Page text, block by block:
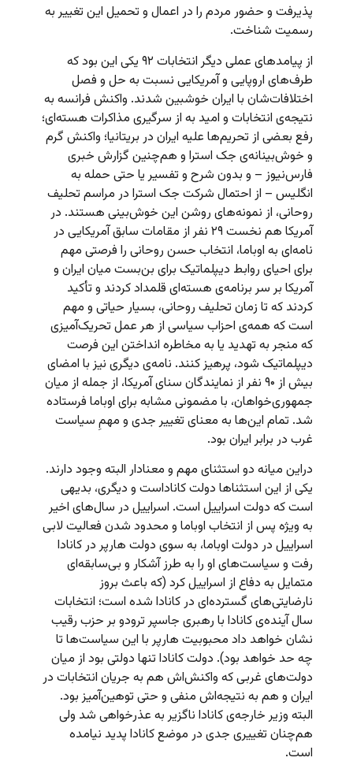
پذیرفت و حضور مردم را در اعمال و تحمیل این تغییر به
رسمیت شناخت.
از پیامدهای عملی دیگر انتخابات ۹۲ یکی این بود که
طرف‌های اروپایی و آمریکایی نسبت به حل و فصل
اختلافات‌شان با ایران خوشبین شدند. واکنش فرانسه به
نتیجه‌ی انتخابات و امید به از سرگیری مذاکرات هسته‌ای؛
رفع بعضی از تحریم‌ها علیه ایران در بریتانیا؛ واکنش گرم
و خوش‌بینانه‌ی جک استرا و هم‌چنین گزارش خبری
فارس‌نیوز – و بدون شرح و تفسیر یا حتی حمله به
انگلیس – از احتمال شرکت جک استرا در مراسم تحلیف
روحانی، از نمونه‌های روشن این خوش‌بینی هستند. در
آمریکا هم نخست ۲۹ نفر از مقامات سابق آمریکایی در
نامه‌ای به اوباما، انتخاب حسن روحانی را فرصتی مهم
برای احیای روابط دیپلماتیک برای بن‌بست میان ایران و
آمریکا بر سر برنامه‌ی هسته‌ای قلمداد کردند و تأکید
کردند که تا زمان تحلیف روحانی، بسیار حیاتی و مهم
است که همه‌ی احزاب سیاسی از هر عمل تحریک‌آمیزی
که منجر به تهدید یا به مخاطره انداختن این فرصت
دیپلماتیک شود، پرهیز کنند. نامه‌ی دیگری نیز با امضای
بیش از ۹۰ نفر از نمایندگان سنای آمریکا، از جمله از میان
جمهوری‌خواهان، با مضمونی مشابه برای اوباما فرستاده
شد. تمام این‌ها به معنای تغییر جدی و مهمِ سیاست
غرب در برابر ایران بود.
دراین میانه دو استثنای مهم و معنادار البته وجود دارند.
یکی از این استثناها دولت کاناداست و دیگری، بدیهی
است که دولت اسراییل است. اسراییل در سال‌های اخیر
به ویژه پس از انتخاب اوباما و محدود شدن فعالیت لابی
اسراییل در دولت اوباما، به سوی دولت هارپر در کانادا
رفت و سیاست‌های او را به طرز آشکار و بی‌سابقه‌ای
متمایل به دفاع از اسراییل کرد (که باعث بروز
نارضایتی‌های گسترده‌ای در کانادا شده است؛ انتخابات
سال آینده‌ی کانادا با رهبری جاسپر ترودو بر حزب رقیب
نشان خواهد داد محبوبیت هارپر با این سیاست‌ها تا
چه حد خواهد بود). دولت کانادا تنها دولتی بود از میان
دولت‌های غربی که واکنش‌اش هم به جریان انتخابات در
ایران و هم به نتیجه‌اش منفی و حتی توهین‌آمیز بود.
البته وزیر خارجه‌ی کانادا ناگزیر به عذرخواهی شد ولی
هم‌چنان تغییری جدی در موضع کانادا پدید نیامده
است.